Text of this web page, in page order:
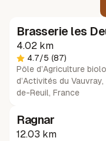
Brasserie les
4.02 km
4.7/5 (87)
Pôle d’Agriculture
d’Activités du
de-Reuil, France
Ragnar
12.03 km